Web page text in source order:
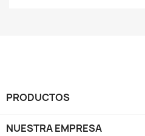
PRODUCTOS
NUESTRA EMPRESA